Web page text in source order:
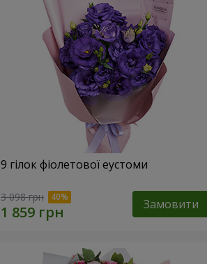
9 гілок фіолетової еустоми
3 098 грн Замовити